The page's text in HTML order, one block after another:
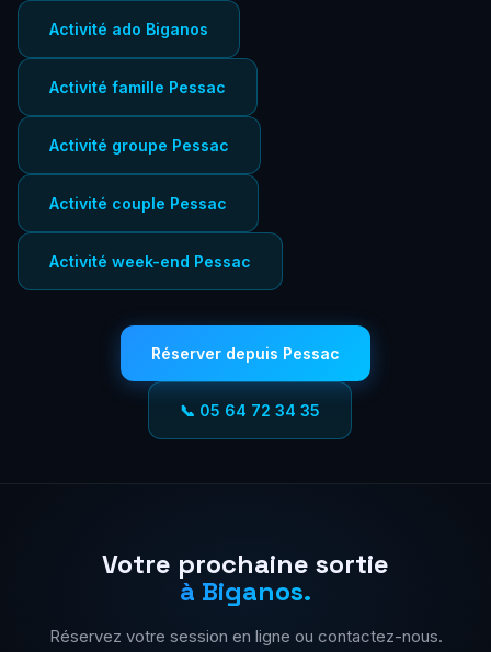
Activité ado Biganos
Activité famille Pessac
Activité groupe Pessac
Activité couple Pessac
Activité week-end Pessac
Réserver depuis Pessac
📞 05 64 72 34 35
Votre prochaine sortie
à Biganos.
Réservez votre session en ligne ou contactez-nous.